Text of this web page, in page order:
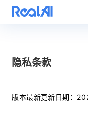
隐私条款
版本最新更新日期：